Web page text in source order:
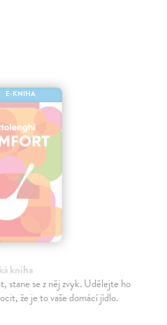
E-KNIHA
kniha
stane se z něj zvyk. Udělejte ho
že je to vaše domácí jídlo.